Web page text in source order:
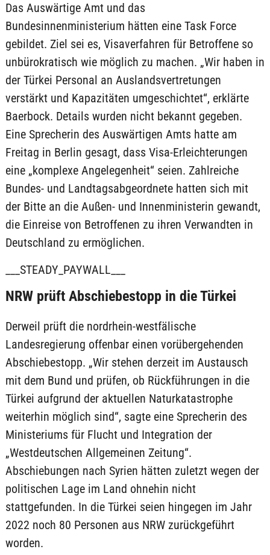
Das Auswärtige Amt und das
Bundesinnenministerium hätten eine Task Force
gebildet. Ziel sei es, Visaverfahren für Betroffene so
unbürokratisch wie möglich zu machen. „Wir haben in
der Türkei Personal an Auslandsvertretungen
verstärkt und Kapazitäten umgeschichtet“, erklärte
Baerbock. Details wurden nicht bekannt gegeben.
Eine Sprecherin des Auswärtigen Amts hatte am
Freitag in Berlin gesagt, dass Visa-Erleichterungen
eine „komplexe Angelegenheit“ seien. Zahlreiche
Bundes- und Landtagsabgeordnete hatten sich mit
der Bitte an die Außen- und Innenministerin gewandt,
die Einreise von Betroffenen zu ihren Verwandten in
Deutschland zu ermöglichen.
___STEADY_PAYWALL___
NRW prüft Abschiebestopp in die Türkei
Derweil prüft die nordrhein-westfälische
Landesregierung offenbar einen vorübergehenden
Abschiebestopp. „Wir stehen derzeit im Austausch
mit dem Bund und prüfen, ob Rückführungen in die
Türkei aufgrund der aktuellen Naturkatastrophe
weiterhin möglich sind“, sagte eine Sprecherin des
Ministeriums für Flucht und Integration der
„Westdeutschen Allgemeinen Zeitung“.
Abschiebungen nach Syrien hätten zuletzt wegen der
politischen Lage im Land ohnehin nicht
stattgefunden. In die Türkei seien hingegen im Jahr
2022 noch 80 Personen aus NRW zurückgeführt
worden.